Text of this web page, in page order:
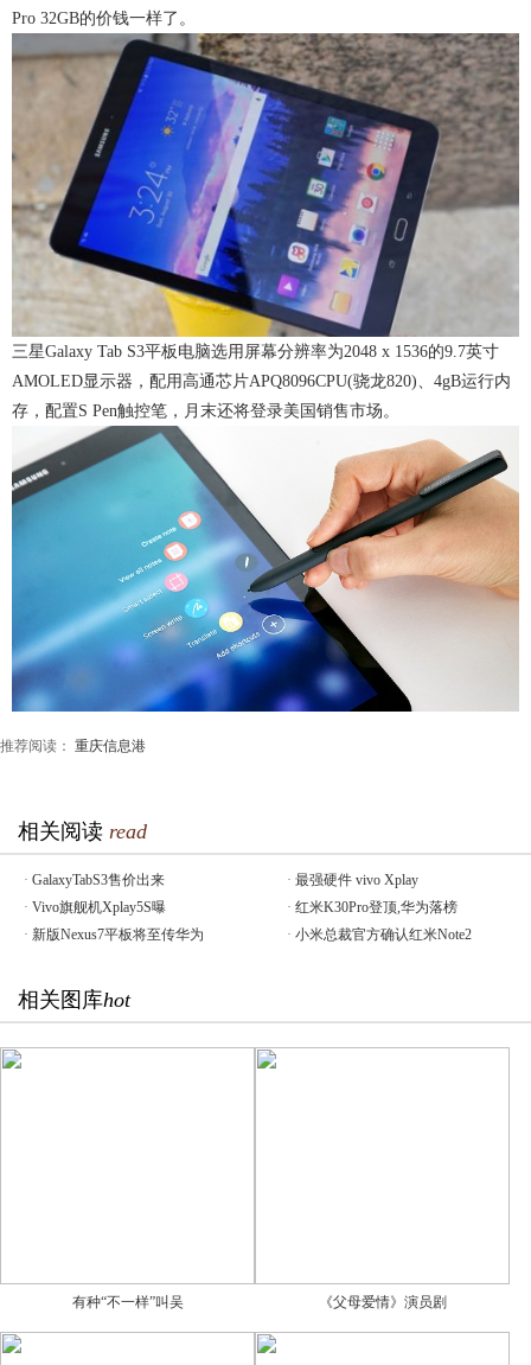
Pro 32GB的价钱一样了。
三星Galaxy Tab S3平板电脑选用屏幕分辨率为2048 x 1536的9.7英寸
AMOLED显示器，配用高通芯片APQ8096CPU(骁龙820)、4gB运行内
存，配置S Pen触控笔，月末还将登录美国销售市场。
推荐阅读： 重庆信息港
相关阅读 read
· GalaxyTabS3售价出来 · 最强硬件 vivo Xplay
· Vivo旗舰机Xplay5S曝 · 红米K30Pro登顶,华为落榜
· 新版Nexus7平板将至传华为 · 小米总裁官方确认红米Note2
相关图库hot
有种“不一样”叫吴 《父母爱情》演员剧